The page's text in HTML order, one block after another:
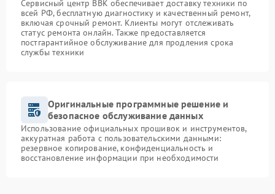
Сервисный центр BBK обеспечивает доставку техники по
всей РФ, бесплатную диагностику и качественный ремонт,
включая срочный ремонт. Клиенты могут отслеживать
статус ремонта онлайн. Также предоставляется
постгарантийное обслуживание для продления срока
службы техники
Оригинальные программные решение и
безопасное обслуживание данных
Использование официальных прошивок и инструментов,
аккуратная работа с пользовательскими данными:
резервное копирование, конфиденциальность и
восстановление информации при необходимости